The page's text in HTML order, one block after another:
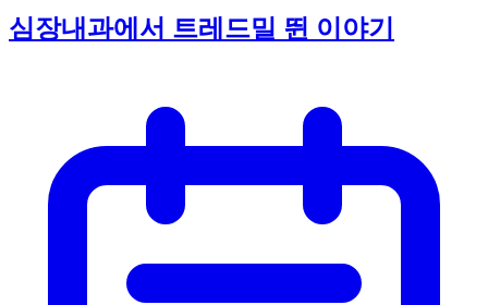
심장내과에서 트레드밀 뛴 이야기